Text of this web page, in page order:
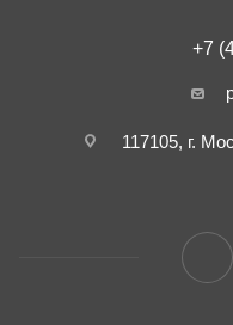
+7
117105, г.